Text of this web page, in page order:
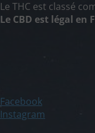
Le THC est classé
Le CBD est légal en
Facebook
Instagram